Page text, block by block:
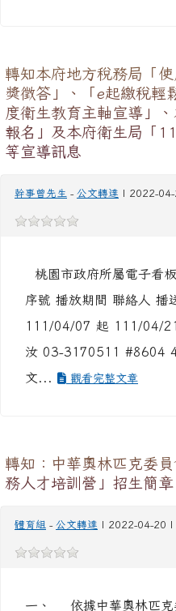
（含附件） 1 份。
轉知本府地方稅務局「
度衛生教育主軸宣導」
報名」及本府衛生局「
幹事曾先生-公文轉達| 2022-04-
桃園市政府所屬電子看
序號 播放期間 聯絡人 播
文...
觀看完整文章
轉知：中華奧林匹克委
體育組 公文轉達 | 2022-04-20 |